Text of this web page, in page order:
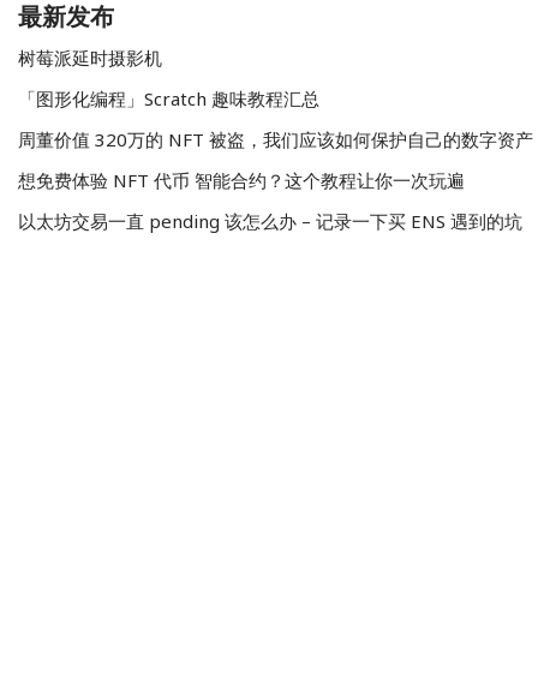
最新发布
树莓派延时摄影机
「图形化编程」Scratch 趣味教程汇总
周董价值 320万的 NFT 被盗，我们应该如何保护自己的数字资产
想免费体验 NFT 代币 智能合约？这个教程让你一次玩遍
以太坊交易一直 pending 该怎么办 – 记录一下买 ENS 遇到的坑